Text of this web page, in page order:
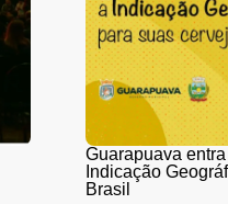
Guarapuava
Indicação
Brasil